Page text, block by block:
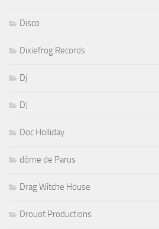
Disco
Dixiefrog Records
Dj
DJ
Doc Holliday
dôme de Parus
Drag Witche House
Drouot Productions